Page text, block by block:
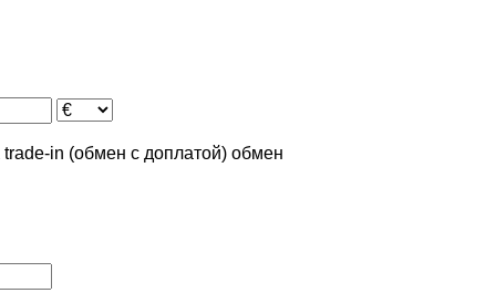
trade-in (обмен с доплатой) обмен